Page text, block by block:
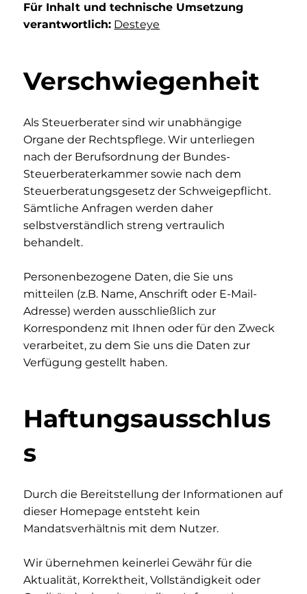
Für Inhalt und technische Umsetzung
verantwortlich: Desteye
Verschwiegenheit
Als Steuerberater sind wir unabhängige
Organe der Rechtspflege. Wir unterliegen
nach der Berufsordnung der Bundes-
Steuerberaterkammer sowie nach dem
Steuerberatungsgesetz der Schweigepflicht.
Sämtliche Anfragen werden daher
selbstverständlich streng vertraulich
behandelt.
Personenbezogene Daten, die Sie uns
mitteilen (z.B. Name, Anschrift oder E-Mail-
Adresse) werden ausschließlich zur
Korrespondenz mit Ihnen oder für den Zweck
verarbeitet, zu dem Sie uns die Daten zur
Verfügung gestellt haben.
Haftungsausschlus
s
Durch die Bereitstellung der Informationen auf
dieser Homepage entsteht kein
Mandatsverhältnis mit dem Nutzer.
Wir übernehmen keinerlei Gewähr für die
Aktualität, Korrektheit, Vollständigkeit oder